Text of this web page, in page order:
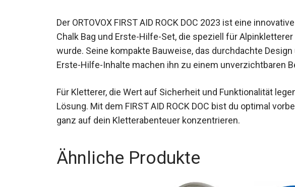
Der ORTOVOX FIRST AID ROCK DOC 2023 ist eine
aus Chalk Bag und Erste-Hilfe-Set, die speziell für
wurde. Seine kompakte Bauweise, das durchdachte
Erste-Hilfe-Inhalte machen ihn zu einem unverzichtbaren
Für Kletterer, die Wert auf Sicherheit und Funktionalität
ideale Lösung. Mit dem FIRST AID ROCK DOC bist du
und ganz auf dein Kletterabenteuer konzentrieren.
Ähnliche Produkte